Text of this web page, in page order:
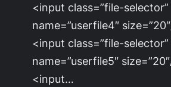
<input class=”file-selector”
name=”userfile4″
<input class=”file-selector”
name=”userfile5″
<input…